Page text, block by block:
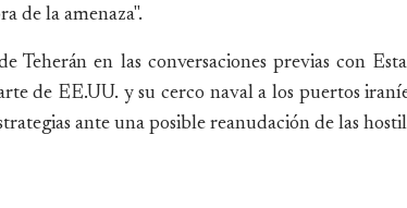
de la amenaza".
Teherán en las conversaciones previas con
de EE.UU. y su cerco naval a los puertos
ante una posible reanudación de las